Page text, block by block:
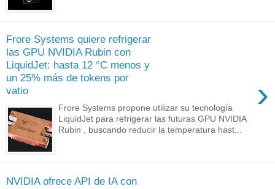
Frore Systems quiere refrigerar
las GPU NVIDIA Rubin con
LiquidJet: hasta 12 °C menos y
un 25% más de tokens por
vatio
›
Frore Systems propone utilizar su tecnología
LiquidJet para refrigerar las futuras GPU NVIDIA
Rubin , buscando reducir la temperatura hast...
NVIDIA ofrece API de IA con